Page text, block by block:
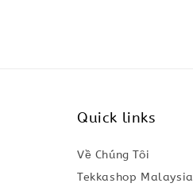
Quick links
Về Chúng Tôi
Tekkashop Malaysia